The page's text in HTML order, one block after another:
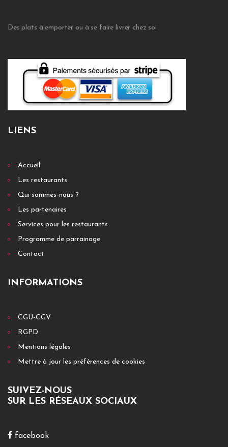
Des plats à emporter ou à se faire livrer chez soi
LIENS
Accueil
Les restaurants
Qui sommes-nous ?
Les partenaires
Services pour les restaurants
Programme de parrainage
Contact
INFORMATIONS
CGU-CGV
RGPD
Mentions légales
Mettre à jour les préférences de cookies
SUIVEZ-NOUS
SUR LES RÉSEAUX SOCIAUX
facebook